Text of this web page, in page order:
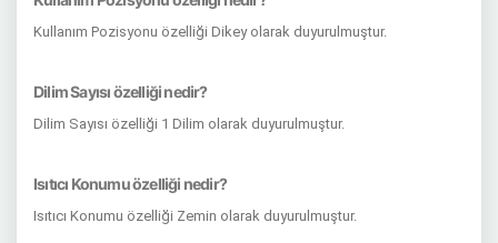
Kullanım Pozisyonu özelliği Dikey olarak duyurulmuştur.
Dilim Sayısı özelliği nedir?
Dilim Sayısı özelliği 1 Dilim olarak duyurulmuştur.
Isıtıcı Konumu özelliği nedir?
Isıtıcı Konumu özelliği Zemin olarak duyurulmuştur.